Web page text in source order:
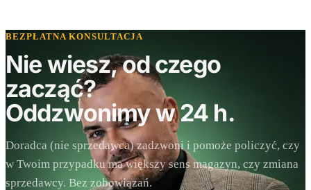
BEZPŁATNA KONSULTACJA
Nie wiesz, od czego
zacząć?
Oddzwonimy w 24 h.
Doradca (nie sprzedawca) zadzwoni i pomoże policzyć, czy
w Twoim przypadku ma większy sens magazyn, czy zmiana
sprzedawcy. Bez zobowiązań.